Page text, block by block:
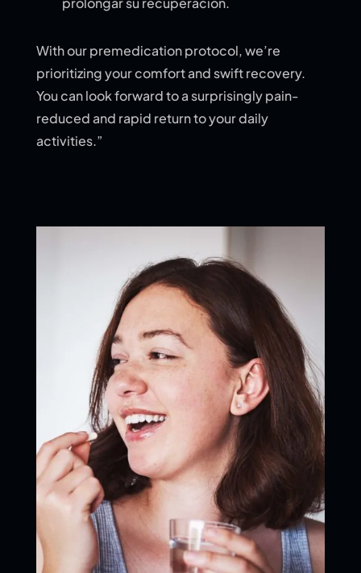
With our premedication protocol, we’re
prioritizing your comfort and swift recovery.
You can look forward to a surprisingly pain-
reduced and rapid return to your daily
activities.”